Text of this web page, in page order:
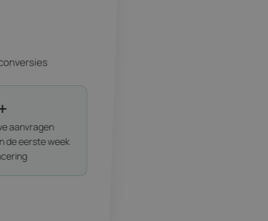
aanvragen
de eerste week